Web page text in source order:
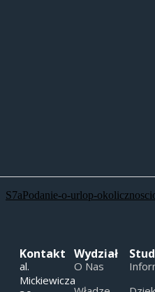
S7aPodanie-o-urlop-
Kontakt
al.
Mickiewicza
Wydział
O Nas